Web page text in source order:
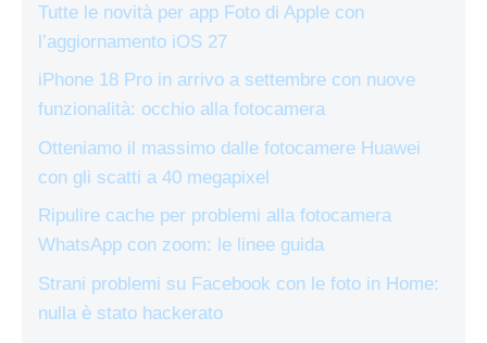
Tutte le novità per app Foto di Apple con
l’aggiornamento iOS 27
iPhone 18 Pro in arrivo a settembre con nuove
funzionalità: occhio alla fotocamera
Otteniamo il massimo dalle fotocamere Huawei
con gli scatti a 40 megapixel
Ripulire cache per problemi alla fotocamera
WhatsApp con zoom: le linee guida
Strani problemi su Facebook con le foto in Home:
nulla è stato hackerato